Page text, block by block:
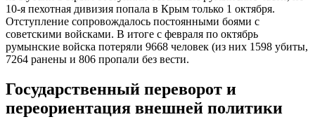
10-я пехотная дивизия попала в Крым только 1 октября.
Отступление сопровождалось постоянными боями с
советскими войсками. В итоге с февраля по октябрь
румынские войска потеряли 9668 человек (из них 1598 убиты,
7264 ранены и 806 пропали без вести.
Государственный переворот и
переориентация внешней политики